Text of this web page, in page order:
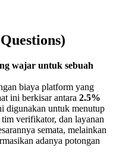
wajar untuk sebuah
biaya platform yang
ini berkisar antara 2.5%
digunakan untuk menutup
verifikator, dan layanan
semata, melainkan
adanya potongan